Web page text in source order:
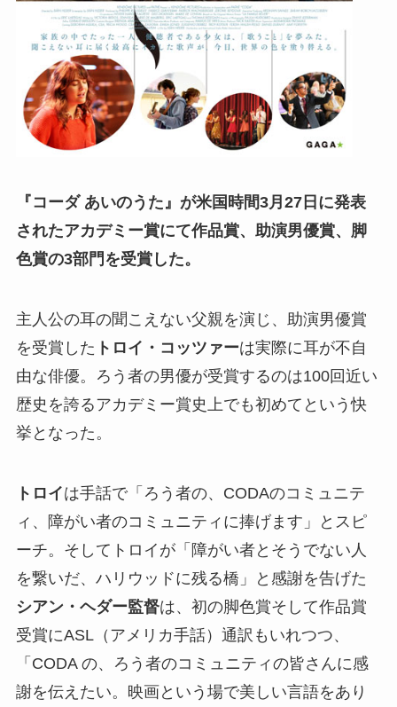
『コーダ あいのうた』が米国時間3月27日に発表
されたアカデミー賞にて作品賞、助演男優賞、脚
色賞の3部門を受賞した。
主人公の耳の聞こえない父親を演じ、助演男優賞
を受賞した トロイ・コッツァーは実際に耳が不自
由な俳優。ろう者の男優が受賞するのは100回近い
歴史を誇るアカデミー賞史上でも初めてという快
挙となった。
トロイは手話で「ろう者の、CODAのコミュニテ
ィ、障がい者のコミュニティに捧げます」とスピ
ーチ。そしてトロイが「障がい者とそうでない人
を繋いだ、ハリウッドに残る橋」と感謝を告げた
シアン・ヘダー監督は、初の脚色賞そして作品賞
受賞にASL（アメリカ手話）通訳もいれつつ、
「CODA の、ろう者のコミュニティの皆さんに感
謝を伝えたい。映画という場で美しい言語をあり